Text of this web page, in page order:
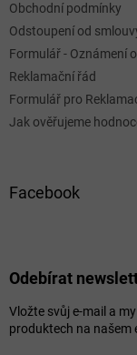
Obchodní podmínky
Odstoupení od
Formulář - Oznámení
Reklamační řád
Formulář pro
Jak ověřujeme
Facebook
Odebírat
Vložte svůj e-mail a
produktech na našem